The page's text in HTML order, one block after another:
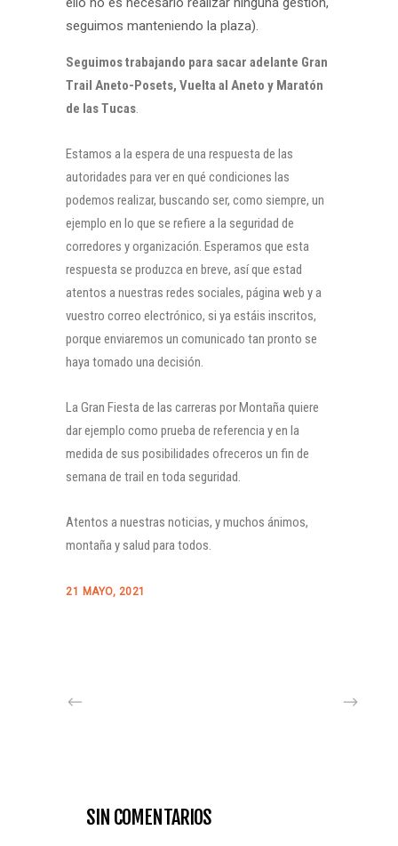
seguimos manteniendo la plaza).
Seguimos trabajando para sacar adelante Gran
Trail Aneto-Posets, Vuelta al Aneto y Maratón
de las Tucas.
Estamos a la espera de una respuesta de las
autoridades para ver en qué condiciones las
podemos realizar, buscando ser, como siempre, un
ejemplo en lo que se refiere a la seguridad de
corredores y organización. Esperamos que esta
respuesta se produzca en breve, así que estad
atentos a nuestras redes sociales, página web y a
vuestro correo electrónico, si ya estáis inscritos,
porque enviaremos un comunicado tan pronto se
haya tomado una decisión.
La Gran Fiesta de las carreras por Montaña quiere
dar ejemplo como prueba de referencia y en la
medida de sus posibilidades ofreceros un fin de
semana de trail en toda seguridad.
Atentos a nuestras noticias, y muchos ánimos,
montaña y salud para todos.
21 MAYO, 2021
SIN COMENTARIOS